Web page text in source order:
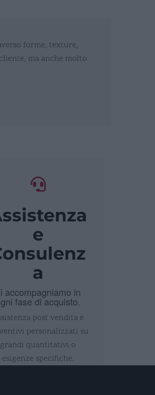
forme, texture,
ma anche molto
e
a
accompagniamo in
fase di acquisto.
post vendita e
personalizzati su
grandi quantitativi o
esigenze specifiche.